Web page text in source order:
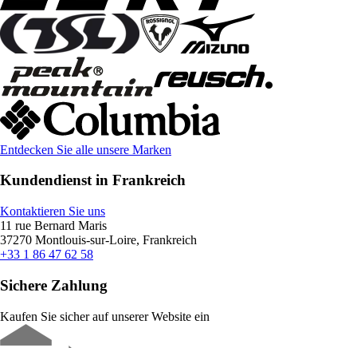
Entdecken Sie alle unsere Marken
Kundendienst in Frankreich
Kontaktieren Sie uns
11 rue Bernard Maris
37270 Montlouis-sur-Loire, Frankreich
+33 1 86 47 62 58
Sichere Zahlung
Kaufen Sie sicher auf unserer Website ein